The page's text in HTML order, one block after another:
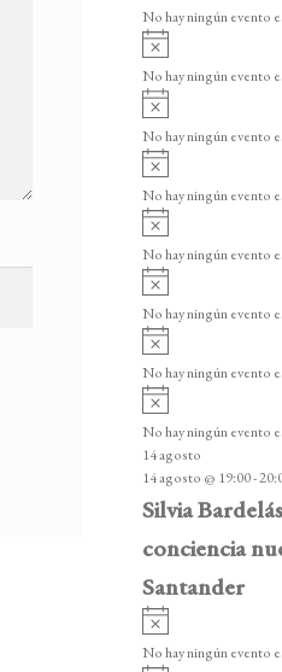
e
n
t
o
s
o
i
o
No hay ningún evento
v
i
o
No hay ningún evento
A
v
i
o
No hay ningún evento
A
v
i
o
No hay ningún evento
v
i
o
No hay ningún evento
v
i
o
No hay ningún evento
v
i
o
No hay ningún evento
v
i
s
o
No hay ningún evento
14 agosto
14 agosto @ 19:00-
Silvia
conciencia
Santander
v
i
No hay ningún evento